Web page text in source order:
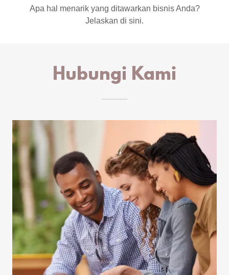
Apa hal menarik yang ditawarkan bisnis Anda?
Jelaskan di sini.
Hubungi Kami